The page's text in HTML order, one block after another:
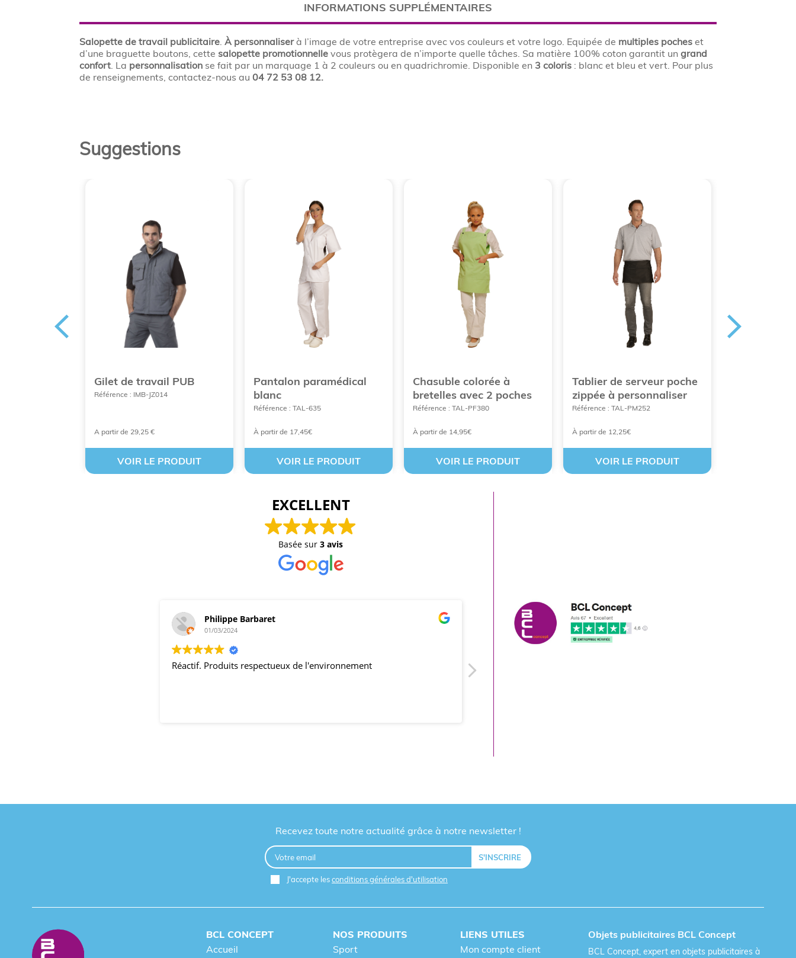
INFORMATIONS SUPPLÉMENTAIRES
Salopette de travail publicitaire.À personnaliserà l’image de votre entreprise avec vos couleurs et votre logo. Equipée de multiples pocheset
d’une braguette boutons, cette salopette promotionnelle vous protègera de n’importe quelle tâches. Sa matière 100% coton garantit ungrand
confort. La personnalisation se fait par un marquage 1 à 2 couleurs ou en quadrichromie. Disponible en 3 coloris : blanc et bleu et vert. Pour plus
de renseignements, contactez-nous au04 72 53 08 12.
Suggestions
Gilet de travail PUB
Référence : IMB-JZ014
A partir de 29,25 €
VOIR LE PRODUIT
Pantalon paramédical
blanc
Référence : TAL-635
À partir de 17,45€
VOIR LE PRODUIT
Chasuble colorée à
bretelles avec 2 poches
Référence : TAL-PF380
À partir de 14,95€
VOIR LE PRODUIT
Tablier de serveur poche
zippée à personnaliser
Référence : TAL-PM252
À partir de 12,25€
VOIR LE PRODUIT
EXCELLENT
Basée sur3 avis
Philippe Barbaret
01/03/2024
Réactif. Produits respectueux de l'environnement
marcus leleu
21/03/2018
Recevez toute notre actualité grâce à notre newsletter !
J'accepte lesconditions générales d'utilisation
BCL CONCEPT
Accueil
NOS PRODUITS
Sport
LIENS UTILES
Mon compte client
Objets publicitaires BCL Concept
BCL Concept, expert en objets publicitaires à